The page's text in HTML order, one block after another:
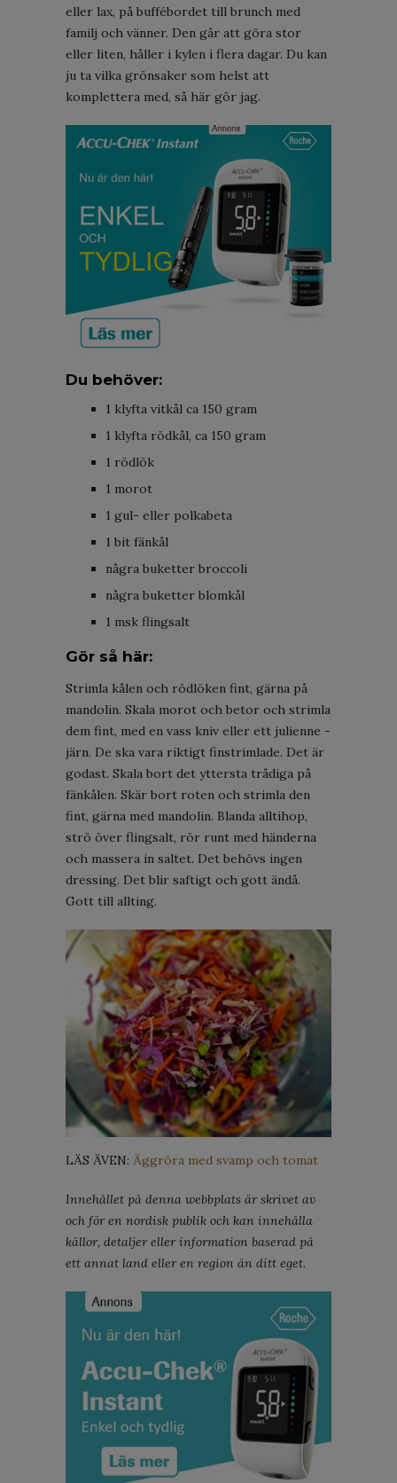
eller lax, på buffébordet till brunch med
familj och vänner. Den går att göra stor
eller liten, håller i kylen i flera dagar. Du kan
ju ta vilka grönsaker som helst att
komplettera med, så här gör jag.
Du behöver:
1 klyfta vitkål ca 150 gram
1 klyfta rödkål, ca 150 gram
1 rödlök
1 morot
1 gul- eller polkabeta
1 bit fänkål
några buketter broccoli
några buketter blomkål
1 msk flingsalt
Gör så här:
Strimla kålen och rödlöken fint, gärna på
mandolin. Skala morot och betor och strimla
dem fint, med en vass kniv eller ett julienne -
järn. De ska vara riktigt finstrimlade. Det är
godast. Skala bort det yttersta trådiga på
fänkålen. Skär bort roten och strimla den
fint, gärna med mandolin. Blanda alltihop,
strö över flingsalt, rör runt med händerna
och massera in saltet. Det behövs ingen
dressing. Det blir saftigt och gott ändå.
Gott till allting.
LÄS ÄVEN: Äggröra med svamp och tomat
Innehållet på denna webbplats är skrivet av
och för en nordisk publik och kan innehålla
källor, detaljer eller information baserad på
ett annat land eller en region än ditt eget.